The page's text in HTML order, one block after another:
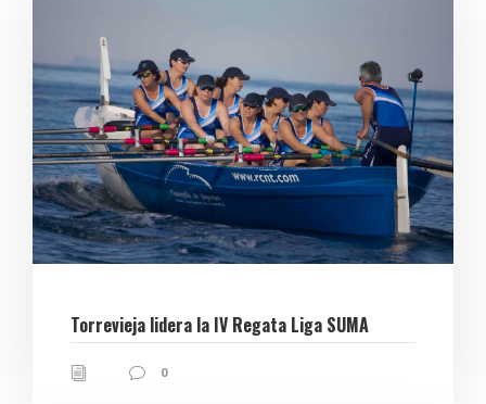
Torrevieja lidera la IV Regata Liga SUMA
0